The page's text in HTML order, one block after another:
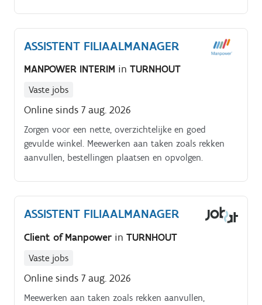
ASSISTENT FILIAALMANAGER
MANPOWER INTERIM in TURNHOUT
Vaste jobs
Online sinds 7 aug. 2026
Zorgen voor een nette, overzichtelijke en goed
gevulde winkel. Meewerken aan taken zoals rekken
aanvullen, bestellingen plaatsen en opvolgen.
ASSISTENT FILIAALMANAGER
Client of Manpower in TURNHOUT
Vaste jobs
Online sinds 7 aug. 2026
Meewerken aan taken zoals rekken aanvullen,